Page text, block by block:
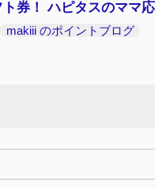
券！ ハピタスのママ
makiii のポイントブログ